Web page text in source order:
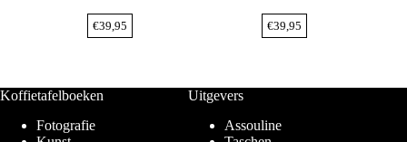
€39,95 €39,95
Koffietafelboeken
Fotografie
Uitgevers
Assouline